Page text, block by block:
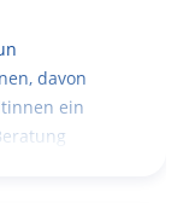
davon
ein